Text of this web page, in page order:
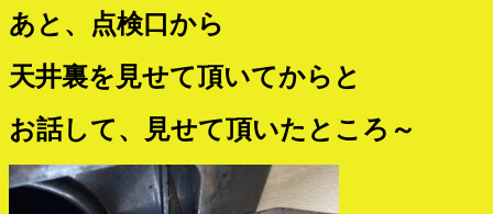
あと、点検口から
天井裏を見せて頂いてからと
お話して、見せて頂いたところ～